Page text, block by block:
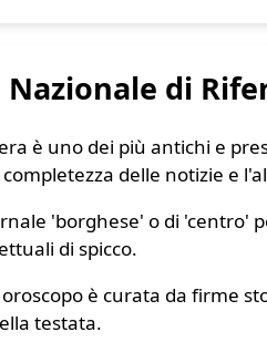
di
è uno dei più antichi e
delle notizie e
'borghese' o di 'centro'
di spicco.
oroscopo è curata da firme
testata.